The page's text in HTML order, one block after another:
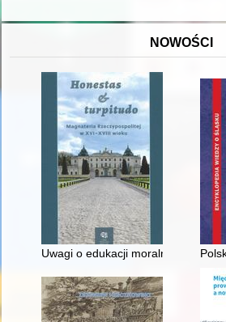
NOWOŚCI
Uwagi o edukacji moralnej synów